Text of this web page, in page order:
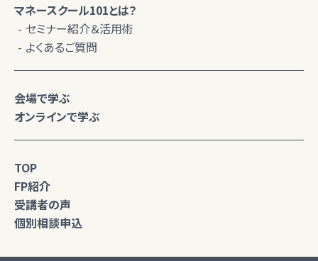
マネースクール101とは？
セミナー紹介＆活用術
よくあるご質問
会場で学ぶ
オンラインで学ぶ
TOP
FP紹介
受講者の声
個別相談申込